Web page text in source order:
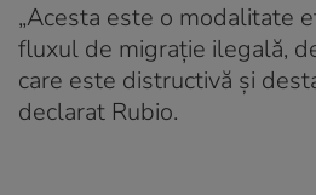
„Acesta este o modalitate
fluxul de migrație ilegală,
care este distructivă și
declarat Rubio.